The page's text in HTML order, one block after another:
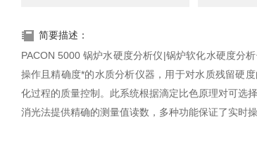
简要描述：
PACON 5000 锅炉水硬度分析仪|锅炉软化水硬度分
操作且精确度*的水质分析仪器，用于对水质残留硬
化过程的质量控制。此系统根据滴定比色原理对可选
消光法提供精确的测量值读数，多种功能保证了实时